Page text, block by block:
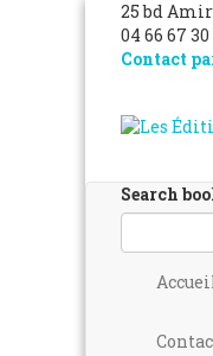
25 bd
04 66 67 30
Contact
Search
Accueil